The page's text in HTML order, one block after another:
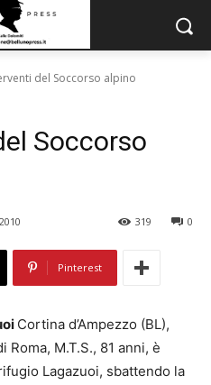
del Soccorso alpino
Soccorso
0
319
Pinterest
Cortina d’Ampezzo (BL),
Roma, M.T.S., 81 anni, è
Lagazuoi, sbattendo la